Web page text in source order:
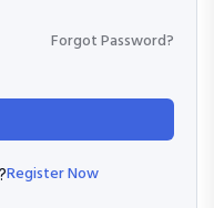
Forgot Password?
Register Now